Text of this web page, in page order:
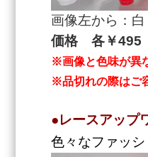
画像左から：
価格 各￥495
※画像と色味が異
※品切れの際はご
●レースアップ
色々なファッ